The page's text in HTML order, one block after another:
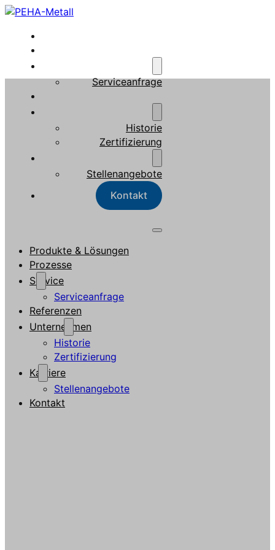
Serviceanfrage
Historie
Zertifizierung
Stellenangebote
Kontakt
Produkte & Lösungen
Prozesse
Service
Serviceanfrage
Referenzen
Unternehmen
Historie
Zertifizierung
Karriere
Stellenangebote
Kontakt